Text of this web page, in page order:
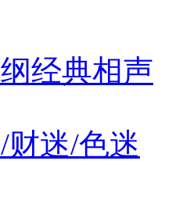
经典相声
财迷/色迷